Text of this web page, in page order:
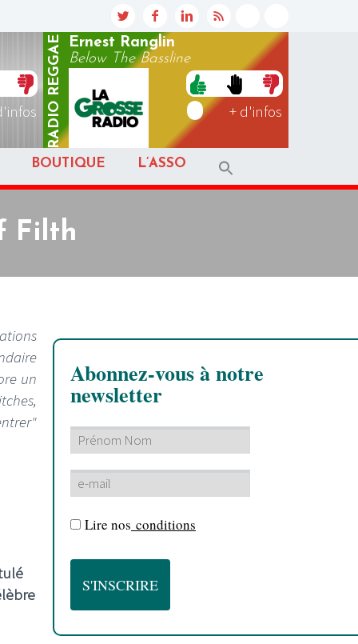
RADIO
REGGAE
Ernest Ranglin
Below The Bassline
+ d'infos
BOUTIQUE L’ASSO
Filth
un
Abonnez-vous à notre
newsletter
Lire nos conditions